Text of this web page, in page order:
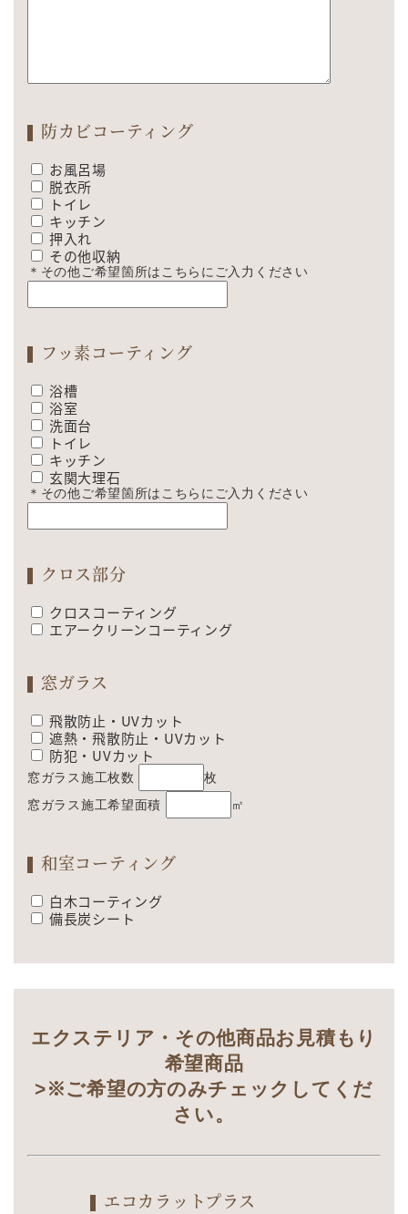
防カビコーティング
お風呂場
脱衣所
トイレ
キッチン
押入れ
その他収納
＊その他ご希望箇所はこちらにご入力ください
フッ素コーティング
浴槽
浴室
洗面台
トイレ
キッチン
玄関大理石
＊その他ご希望箇所はこちらにご入力ください
クロス部分
クロスコーティング
エアークリーンコーティング
窓ガラス
飛散防止・UVカット
遮熱・飛散防止・UVカット
防犯・UVカット
窓ガラス施工枚数
枚
窓ガラス施工希望面積
㎡
和室コーティング
白木コーティング
備長炭シート
エクステリア・その他商品お見積もり
希望商品
>※ご希望の方のみチェックしてくだ
さい。
エコカラットプラス